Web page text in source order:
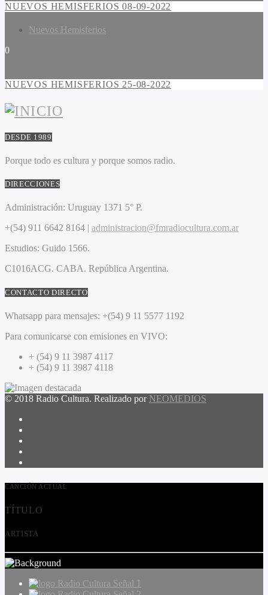
NUEVOS HEMISFERIOS 08-09-2022
Nuevos Hemisferios
0
NUEVOS HEMISFERIOS 25-08-2022
DESDE 1989
Porque todo es cultura y porque somos radio.
DIRECCIONES
Administración: Uruguay 1371 5° P.
+(54) 911 6642 8164 | administracion@fmradiocultura.com.ar
Estudios: Guido 1566.
C1016ACG. CABA. República Argentina.
CONTACTO DIRECTO
Whatsapp para mensajes: +(54) 9 11 5577 1192
Para comunicarse con emisiones en VIVO:
+ (54) 9 11 3987 4117
+ (54) 9 11 3987 4118
© 2018 Radio Cultura. Realizado por NEOMEDIOS
CANCIÓN ACTUAL
TÍTULO
ARTISTA
Radio Cultura Señal 1